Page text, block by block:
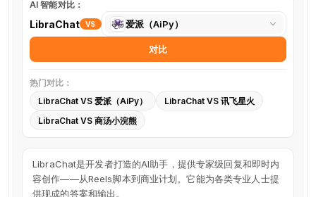
AI 智能对比：
LibraChat VS
选
择
具
爱派（AiPy）
对比
热门对比：
LibraChat VS 爱派（AiPy）
LibraChat VS 讯飞星火
LibraChat VS 商汤小浣熊
LibraChat是开发者打造的AI助手，提供专家级回复和即时内
容创作——从Reels脚本到商业计划。它能为各类专业人士提
供现成的答案和输出。